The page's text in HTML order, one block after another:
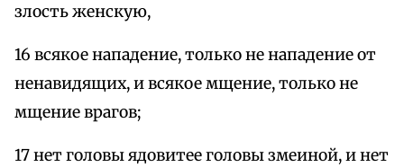
злость женскую,
16 всякое нападение, только не нападение от
ненавидящих, и всякое мщение, только не
мщение врагов;
17 нет головы ядовитее головы змеиной, и нет